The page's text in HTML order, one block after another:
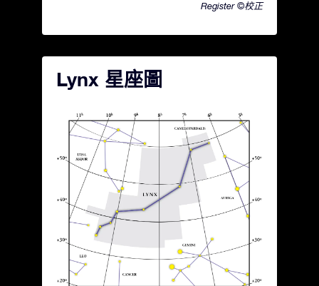
Register ©校正
Lynx 星座圖